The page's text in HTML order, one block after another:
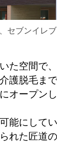
セブンイレ
た空間で
護脱毛ま
オープンし
能にして
れた匠道